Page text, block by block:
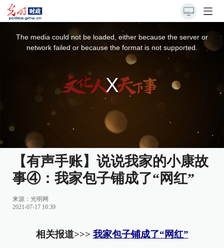
The media could not be loaded, either because the server or
network failed or because the format is not supported.
【有声手账】说说我家的小康故
事④：我家包子铺成了“网红”
来源： 光明网
2021-07-17 10:39
相关报道>>> 我家包子铺成了“网红”